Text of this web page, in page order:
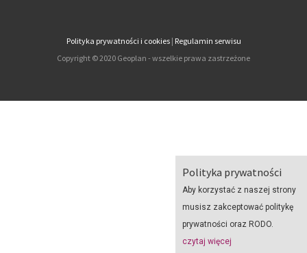
Polityka prywatności
Aby korzystać z naszej strony
musisz zakceptować politykę
prywatności oraz RODO.
czytaj więcej
Polityka prywatności i cookies| Regulamin serwisu
Copyright © 2020 Geoplan - wszelkie prawa zastrzeżone